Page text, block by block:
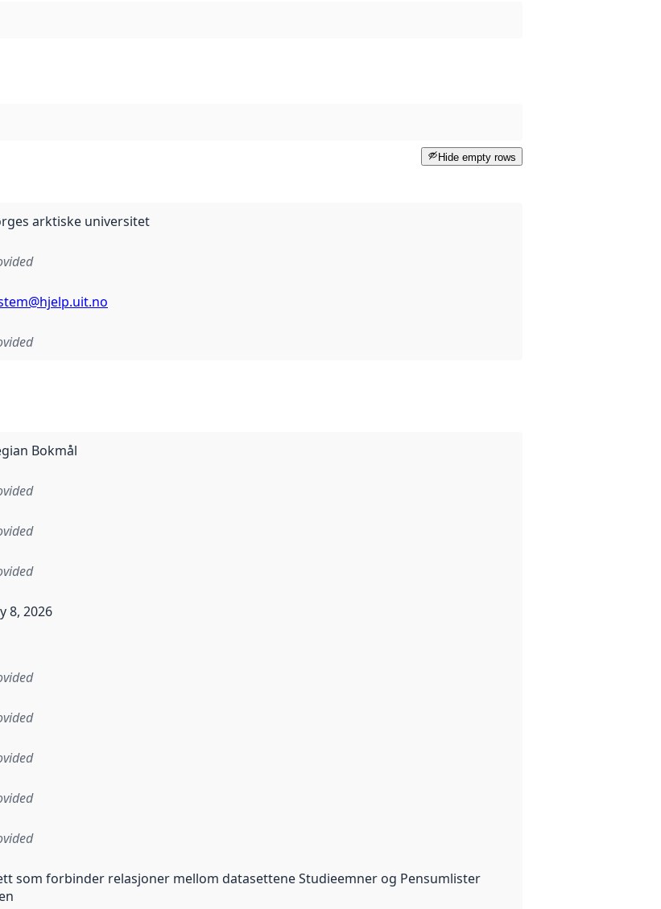
Hide empty rows
arktiske universitet
Bokmål
in this dataset was first released. It may have happened before the dataset was published on
8, 2026
som forbinder relasjoner mellom datasettene Studieemner og Pensumlister